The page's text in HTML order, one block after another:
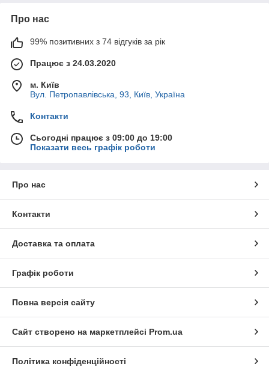
Про нас
99% позитивних з 74 відгуків за рік
Працює з 24.03.2020
м. Київ
Вул. Петропавлівська, 93, Київ, Україна
Контакти
Сьогодні працює з 09:00 до 19:00
Показати весь графік роботи
Про нас
Контакти
Доставка та оплата
Графік роботи
Повна версія сайту
Сайт створено на маркетплейсі Prom.ua
Політика конфіденційності